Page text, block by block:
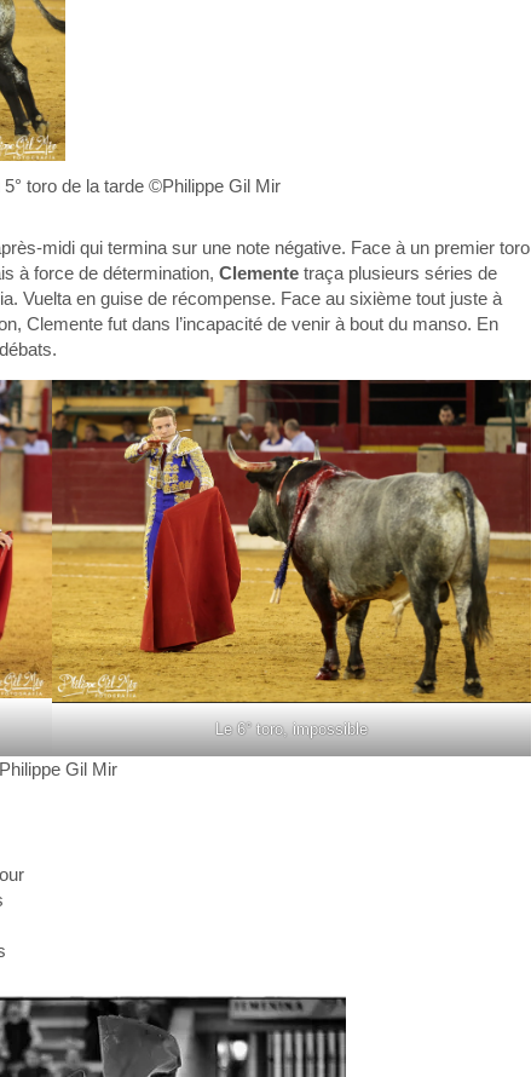
toro de la tarde ©Philippe Gil Mir
midi qui termina sur une note négative. Face à un premier toro
à force de détermination, Clemente traça plusieurs séries de
Vuelta en guise de récompense. Face au sixième tout juste à
Clemente fut dans l’incapacité de venir à bout du manso. En
Le 6° toro, impossible
Gil Mir